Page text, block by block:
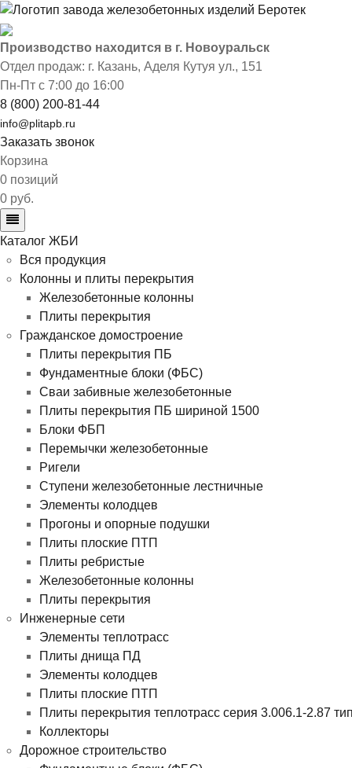
Производство находится в г. Новоуральск
Отдел продаж: г. Казань, Аделя Кутуя ул., 151
Пн-Пт с 7:00 до 16:00
8 (800) 200-81-44
info@plitapb.ru
Заказать звонок
Корзина
0 позиций
0 руб.
Каталог ЖБИ
Вся продукция
Колонны и плиты перекрытия
Железобетонные колонны
Плиты перекрытия
Гражданское домостроение
Плиты перекрытия ПБ
Фундаментные блоки (ФБС)
Сваи забивные железобетонные
Плиты перекрытия ПБ шириной 1500
Блоки ФБП
Перемычки железобетонные
Ригели
Ступени железобетонные лестничные
Элементы колодцев
Прогоны и опорные подушки
Плиты плоские ПТП
Плиты ребристые
Железобетонные колонны
Плиты перекрытия
Инженерные сети
Элементы теплотрасс
Плиты днища ПД
Элементы колодцев
Плиты плоские ПТП
Плиты перекрытия теплотрасс серия 3.006.1-2.87
Коллекторы
Дорожное строительство